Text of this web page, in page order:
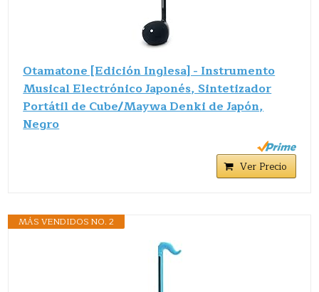
Otamatone [Edición Inglesa] - Instrumento
Musical Electrónico Japonés, Sintetizador
Portátil de Cube/Maywa Denki de Japón,
Negro
Ver Precio
MÁS VENDIDOS NO. 2